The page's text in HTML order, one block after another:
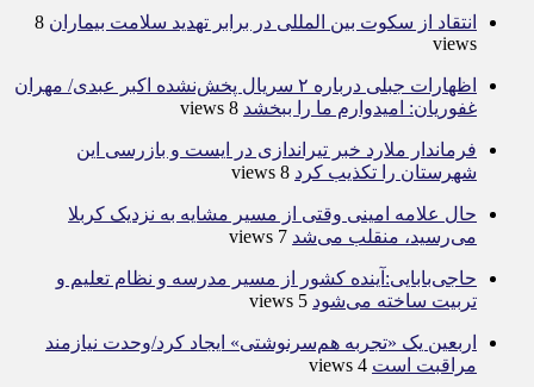
انتقاد از سکوت بین المللی در برابر تهدید سلامت بیماران 8
views
اظهارات جبلی درباره ۲ سریال پخش‌نشده اکبر عبدی/ مهران
غفوریان: امیدوارم ما را ببخشد 8 views
فرماندار ملارد خبر تیراندازی در ایست و بازرسی این
شهرستان را تکذیب کرد 8 views
حال علامه امینی وقتی از مسیر مشایه به نزدیک کربلا
می‌رسید، منقلب می‌شد 7 views
حاجی‌بابایی:آینده کشور از مسیر مدرسه و نظام تعلیم و
تربیت ساخته می‌شود 5 views
اربعین یک «تجربه هم‌سرنوشتی» ایجاد کرد/وحدت نیازمند
مراقبت است 4 views